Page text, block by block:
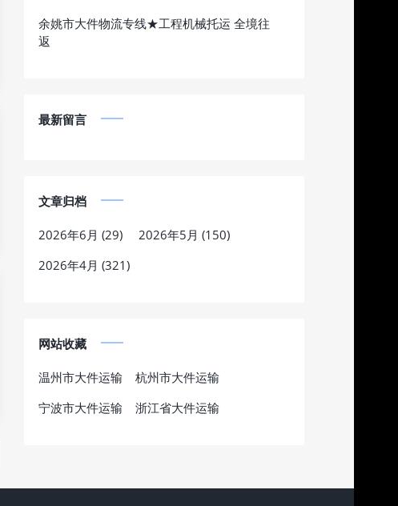
余姚市大件物流专线★工程机械托运 全境往
返
最新留言
文章归档
2026年6月 (29)
2026年5月 (150)
2026年4月 (321)
网站收藏
温州市大件运输
杭州市大件运输
宁波市大件运输
浙江省大件运输